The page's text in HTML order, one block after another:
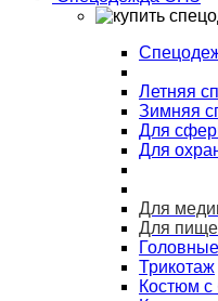
Летняя
Зимняя
Для
Для
Для
Для
Трикотаж
Костюм